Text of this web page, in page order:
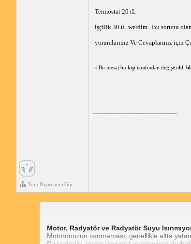
Tüm Başarılarını Gör
Termostat 20 tL
işçilik 30 tL werdim.. Bu sorunu
yorumlarınız Ve Cevaplarınız için
< Bu mesaj bu kişi tarafından değiştirildi
Motor, Radyatör ve Radyatör Suyu
Motorunuzun ısınmaması, genellikle altta